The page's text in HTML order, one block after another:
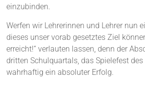
einzubinden.
Werfen wir Lehrerinnen und Lehrer nun
dieses unser vorab gesetztes Ziel
erreicht!“ verlauten lassen, denn der
dritten Schulquartals, das Spielefest
wahrhaftig ein absoluter Erfolg.